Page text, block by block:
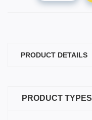
PRODUCT DETAILS
PRODUCT TYPES